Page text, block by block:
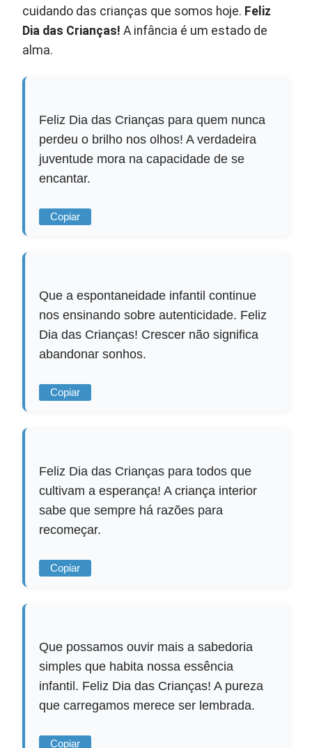
cuidando das crianças que somos hoje. Feliz
Dia das Crianças! A infância é um estado de
alma.
Feliz Dia das Crianças para quem nunca
perdeu o brilho nos olhos! A verdadeira
juventude mora na capacidade de se
encantar.
Copiar
Que a espontaneidade infantil continue
nos ensinando sobre autenticidade. Feliz
Dia das Crianças! Crescer não significa
abandonar sonhos.
Copiar
Feliz Dia das Crianças para todos que
cultivam a esperança! A criança interior
sabe que sempre há razões para
recomeçar.
Copiar
Que possamos ouvir mais a sabedoria
simples que habita nossa essência
infantil. Feliz Dia das Crianças! A pureza
que carregamos merece ser lembrada.
Copiar